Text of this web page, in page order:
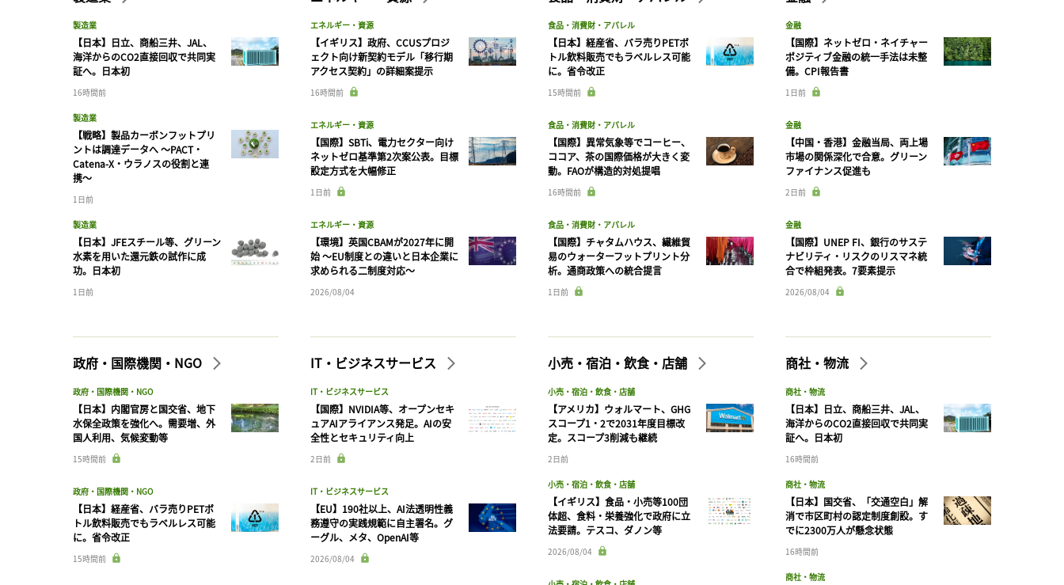
製造業
【日本】日立、商船三井、JAL、
海洋からのCO2直接回収で共同実
証へ。日本初
16時間前
製造業
【戦略】製品カーボンフットプリ
ントは調達データへ 〜PACT・
Catena-X・ウラノスの役割と連
携〜
1日前
製造業
【日本】JFEスチール等、グリーン
水素を用いた還元鉄の試作に成
功。日本初
1日前
エネルギー・資源
【イギリス】政府、CCUSプロジ
ェクト向け新契約モデル「移行期
アクセス契約」の詳細案提示
16時間前
エネルギー・資源
【国際】SBTi、電力セクター向け
ネットゼロ基準第2次案公表。目標
設定方式を大幅修正
1日前
エネルギー・資源
【環境】英国CBAMが2027年に開
始 〜EU制度との違いと日本企業に
求められる二制度対応〜
2026/08/04
食品・消費財・アパレル
【日本】経産省、バラ売りPETボ
トル飲料販売でもラベルレス可能
に。省令改正
15時間前
食品・消費財・アパレル
【国際】異常気象等でコーヒー、
ココア、茶の国際価格が大きく変
動。FAOが構造的対処提唱
16時間前
食品・消費財・アパレル
【国際】チャタムハウス、繊維貿
易のウォーターフットプリント分
析。通商政策への統合提言
1日前
金融
【国際】ネットゼロ・ネイチャー
ポジティブ金融の統一手法は未整
備。CPI報告書
1日前
金融
【中国・香港】金融当局、両上場
市場の関係深化で合意。グリーン
ファイナンス促進も
2日前
金融
【国際】UNEP FI、銀行のサステ
ナビリティ・リスクのリスマネ統
合で枠組発表。7要素提示
2026/08/04
政府・国際機関・NGO
政府・国際機関・NGO
【日本】内閣官房と国交省、地下
水保全政策を強化へ。需要増、外
国人利用、気候変動等
15時間前
政府・国際機関・NGO
【日本】経産省、バラ売りPETボ
トル飲料販売でもラベルレス可能
に。省令改正
15時間前
IT・ビジネスサービス
IT・ビジネスサービス
【国際】NVIDIA等、オープンセキ
ュアAIアライアンス発足。AIの安
全性とセキュリティ向上
2日前
IT・ビジネスサービス
【EU】190社以上、AI法透明性義
務遵守の実践規範に自主署名。グ
ーグル、メタ、OpenAI等
2026/08/04
小売・宿泊・飲食・店舗
小売・宿泊・飲食・店舗
【アメリカ】ウォルマート、GHG
スコープ1・2で2031年度目標改
定。スコープ3削減も継続
2日前
小売・宿泊・飲食・店舗
【イギリス】食品・小売等100団
体超、食料・栄養強化で政府に立
法要請。テスコ、ダノン等
2026/08/04
商社・物流
商社・物流
【日本】日立、商船三井、JAL、
海洋からのCO2直接回収で共同実
証へ。日本初
16時間前
商社・物流
【日本】国交省、「交通空白」解
消で市区町村の認定制度創設。す
でに2300万人が懸念状態
16時間前
商社・物流
記事をお気に入りに保存するには